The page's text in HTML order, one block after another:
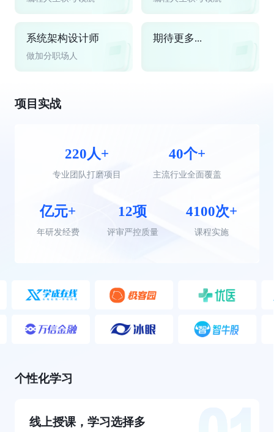
系统架构设计师
做加分职场人
期待更多...
项目实战
220人+
专业团队打磨项目
40个+
主流行业全面覆盖
亿元+
年研发经费
12项
评审严控质量
4100次+
课程实施
个性化学习
线上授课，学习选择多